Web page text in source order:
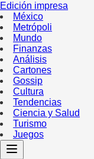
Edición impresa
México
Metrópoli
Mundo
Finanzas
Análisis
Cartones
Gossip
Cultura
Tendencias
Ciencia y Salud
Turismo
Juegos